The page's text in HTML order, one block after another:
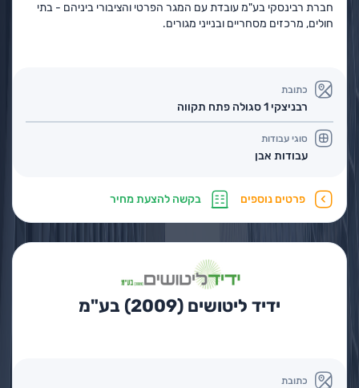
חברת רבינסקי בע"מ עובדת עם המגר הפרטי והציבורי ביניהם - בתי
חולים, מרכזים מסחריים ובנייני מגורים.
כתובת
רבניצקי 1 סגולה פתח תקווה
סוגי עבודות
עבודות אבן
פרטים נוספים בקשה להצעת מחיר
ידיד ליטושים (2009) בע"מ
כתובת